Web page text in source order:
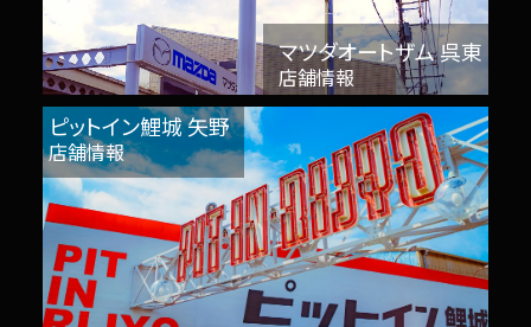
マツダオートザム 呉東
店舗情報
ピットイン鯉城 矢野
店舗情報